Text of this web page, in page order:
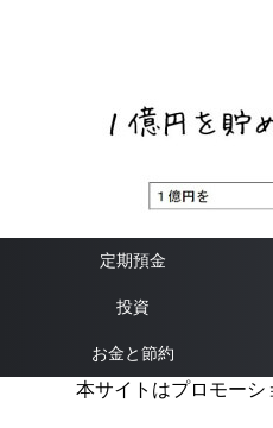
定期預金
投資
お金と節約
本サイトはプロモー